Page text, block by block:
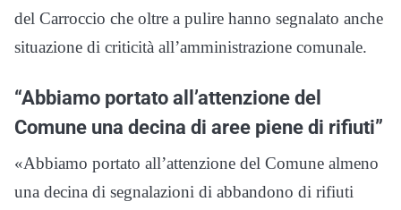
del Carroccio che oltre a pulire hanno segnalato anche
situazione di criticità all’amministrazione comunale.
“Abbiamo portato all’attenzione del
Comune una decina di aree piene di rifiuti”
«Abbiamo portato all’attenzione del Comune almeno
una decina di segnalazioni di abbandono di rifiuti